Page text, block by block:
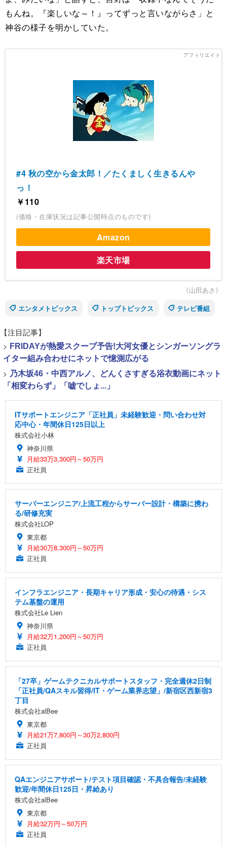
もんね。『楽しいな～！』ってずっと言いながらさ」と
神谷の様子を明かしていた。
#4 秋の空から金太郎！／たくましく生きるんや
っ！
￥110
(価格・在庫状況は記事公開時点のものです)
Amazon
楽天市場
《山田あさ》
エンタメトピックス
トップトピックス テレビ番組
【注目記事】
> FRIDAYが熱愛スクープ予告!大河女優とシンガーソングラ
イター組み合わせにネットで憶測広がる
> 乃木坂46・中西アルノ、どんくさすぎる浴衣動画にネット
「相変わらず」「嘘でしょ...」
ITサポートエンジニア「正社員」未経験歓迎・問い合わせ対
応中心・年間休日125日以上
株式会社小林
神奈川県
月給33万3,300円～50万円
正社員
サーバーエンジニア/上流工程からサーバー設計・構築に携わ
る/研修充実
株式会社LOP
東京都
月給30万8,300円～50万円
正社員
インフラエンジニア・長期キャリア形成・安心の待遇・シス
テム基盤の運用
株式会社Le Lien
神奈川県
月給32万1,200円～50万円
正社員
「27卒」ゲームテクニカルサポートスタッフ・完全週休2日制
「正社員/QAスキル習得/IT・ゲーム業界志望」/新宿区西新宿3
丁目
株式会社alBee
東京都
月給21万7,800円～30万2,800円
正社員
QAエンジニアサポート/テスト項目確認・不具合報告/未経験
歓迎/年間休日125日・昇給あり
株式会社alBee
東京都
月給32万円～50万円
正社員